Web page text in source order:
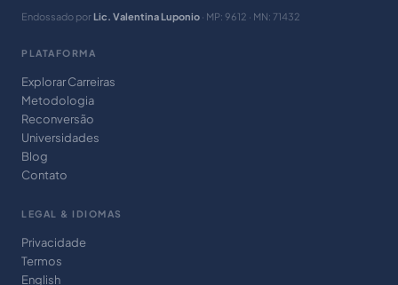
Endossado por Lic. Valentina Luponio · MP: 9612 · MN: 71432
PLATAFORMA
Explorar Carreiras
Metodologia
Reconversão
Universidades
Blog
Contato
LEGAL & IDIOMAS
Privacidade
Termos
English